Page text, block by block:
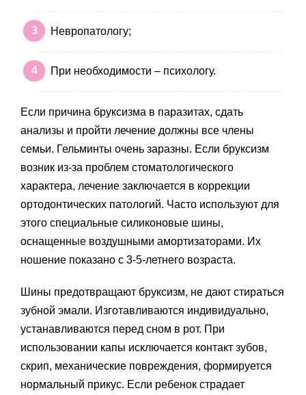
Невропатологу;
При необходимости – психологу.
Если причина бруксизма в паразитах, сдать
анализы и пройти лечение должны все члены
семьи. Гельминты очень заразны. Если бруксизм
возник из-за проблем стоматологического
характера, лечение заключается в коррекции
ортодонтических патологий. Часто используют для
этого специальные силиконовые шины,
оснащенные воздушными амортизаторами. Их
ношение показано с 3-5-летнего возраста.
Шины предотвращают бруксизм, не дают стираться
зубной эмали. Изготавливаются индивидуально,
устанавливаются перед сном в рот. При
использовании капы исключается контакт зубов,
скрип, механические повреждения, формируется
нормальный прикус. Если ребенок страдает